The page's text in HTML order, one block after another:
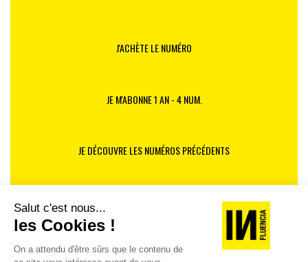
J'ACHÈTE LE NUMÉRO
JE M'ABONNE 1 AN - 4 NUM.
JE DÉCOUVRE LES NUMÉROS PRÉCÉDENTS